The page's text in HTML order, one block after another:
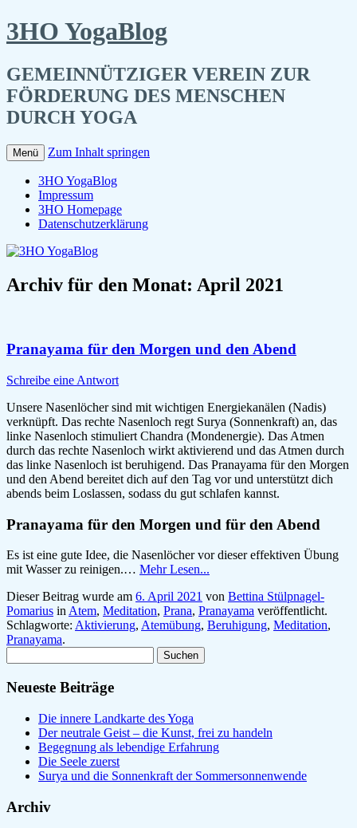
3HO YogaBlog
GEMEINNÜTZIGER VEREIN ZUR
FÖRDERUNG DES MENSCHEN
DURCH YOGA
Menü Zum Inhalt springen
3HO YogaBlog
Impressum
3HO Homepage
Datenschutzerklärung
Archiv für den Monat: April 2021
Pranayama für den Morgen und den Abend
Schreibe eine Antwort
Unsere Nasenlöcher sind mit wichtigen Energiekanälen (Nadis)
verknüpft. Das rechte Nasenloch regt Surya (Sonnenkraft) an, das
linke Nasenloch stimuliert Chandra (Mondenergie). Das Atmen
durch das rechte Nasenloch wirkt aktivierend und das Atmen durch
das linke Nasenloch ist beruhigend. Das Pranayama für den Morgen
und den Abend bereitet dich auf den Tag vor und unterstützt dich
abends beim Loslassen, sodass du gut schlafen kannst.
Pranayama für den Morgen und für den Abend
Es ist eine gute Idee, die Nasenlöcher vor dieser effektiven Übung
mit Wasser zu reinigen.… Mehr Lesen...
Dieser Beitrag wurde am 6. April 2021 von Bettina Stülpnagel-
Pomarius inAtem, Meditation, Prana, Pranayama veröffentlicht.
Schlagworte: Aktivierung, Atemübung, Beruhigung, Meditation,
Pranayama.
nach:
Neueste Beiträge
Die innere Landkarte des Yoga
Der neutrale Geist – die Kunst, frei zu handeln
Begegnung als lebendige Erfahrung
Die Seele zuerst
Surya und die Sonnenkraft der Sommersonnenwende
Archiv